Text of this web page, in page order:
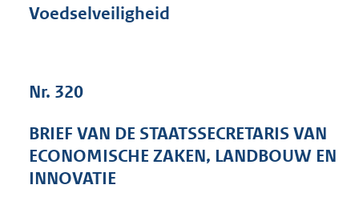
e
Voedselveiligheid
Nr. 320
BRIEF VAN DE STAATSSECRETARIS VAN
ECONOMISCHE ZAKEN, LANDBOUW EN
INNOVATIE